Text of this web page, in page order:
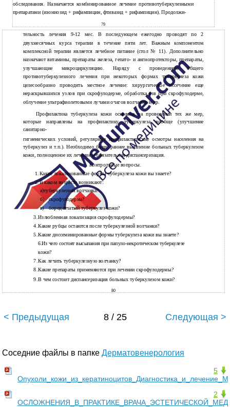
обследования. Назначается комбинированное лечение противотуберкулезными
препаратами (изониозид + рифампицин, фтивазид + рифампицин). Продолжи-
79
тельность лечения 9-12 мес. В последующем ежегодно проводят по 2
двухмесячных курса терапии в течение пяти лет. Важным компонентом
комплексной терапии является лечебное питание (стол № 11). Дополнительно
назначают витамины, препараты железа, гепато- и ангиопротекторы, препараты,
улучшающие микроциркуляцию. Наряду с проведением общего
противотуберкулезного лечения при некоторых формах туберкулеза кожи
целесообразно проводить местное лечение: хирургическое иссечение еще
нераскрывшихся узлов при скрофулодерме, обработка язв при скрофулодерме,
облучение ультрафиолетовыми лучами очагов волчанки и др.
Профилактика туберкулеза кожи основана на проведении тех же мер,
которые направлены на профилактику туберкулеза вообще (улучшение
санитарно-
гигиенических условий, регулярные профилактические осмотры населения на
туберкулез и т.п.). Необходимо более раннее выявление больных туберкулезом
кожи, полноценное их лечение и обязательная диспансеризация.
Контрольные вопросы.
1.Какие локализованные формы туберкулеза кожи вы знаете?
2.В каком возрасте возникают:
а)туберкулезная волчанка?
б)
скрофулодерма?
в)
бородавчатый туберкулез кожи?
3. Излюбленная локализация скрофулодермы?
4. Какие рубцы остаются после туберкулезной волчанки?
5. Какие диссеминированные формы туберкулеза кожи вы знаете?
6.Из чего состоят высыпания при папуло-некротическом туберкулезе
кожи?
7.Как лечить туберкулезную волчанку?
8.Какие препараты применяются при лечении скрофулодермы?
9.В чем состоит диспансеризация больных туберкулезом кожи?
80
< Предыдущая 8 / 25 Следующая >
Соседние файлы в папке Дерматовенерология
5
2